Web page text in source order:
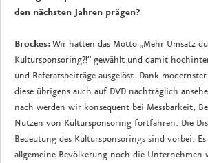
den nächsten Jahren prägen?
Brockes:Wir hatten das Motto „Mehr Umsatz
Kultursponsoring?!“ gewählt und damit
und Referatsbeiträge ausgelöst. Dank
diese übrigens auch auf DVD nachträglich
nach werden wir konsequent bei Messbarkeit,
Nutzen von Kultursponsoring fortfahren. Die
Bedeutung des Kultursponsorings sind vorbei.
allgemeine Bevölkerung noch die Unternehmen